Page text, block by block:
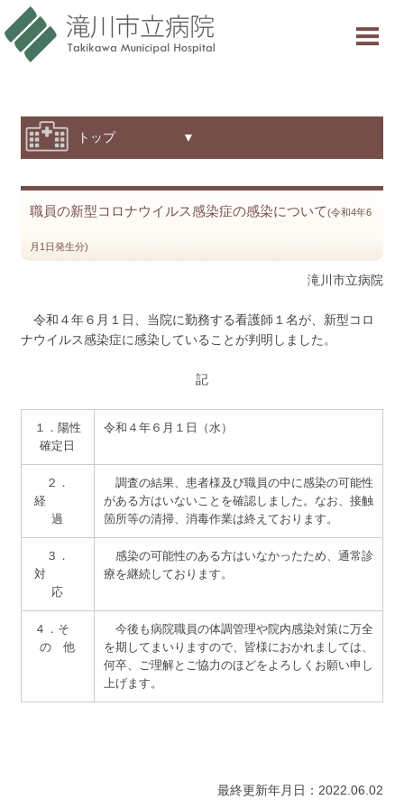
当院について
診療科・部門紹介
採用情報
交通アクセス
トップ ▼
職員の新型コロナウイルス感染症の感染について(令和4年6
月1日発生分)
滝川市立病院
令和４年６月１日、当院に勤務する看護師１名が、新型コロ
ナウイルス感染症に感染していることが判明しました。
記
１．陽性
確定日
令和４年６月１日（水）
２．
経
過
調査の結果、患者様及び職員の中に感染の可能性
がある方はいないことを確認しました。なお、接触
箇所等の清掃、消毒作業は終えております。
３．
対
応
感染の可能性のある方はいなかったため、通常診
療を継続しております。
４．そ
の 他
今後も病院職員の体調管理や院内感染対策に万全
を期してまいりますので、皆様におかれましては、
何卒、ご理解とご協力のほどをよろしくお願い申し
上げます。
最終更新年月日：2022.06.02